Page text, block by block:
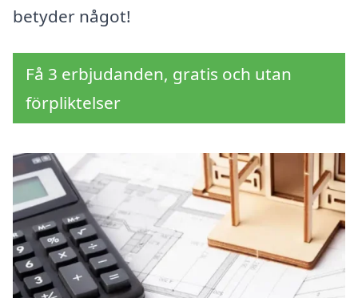
betyder något!
Få 3 erbjudanden, gratis och utan
förpliktelser